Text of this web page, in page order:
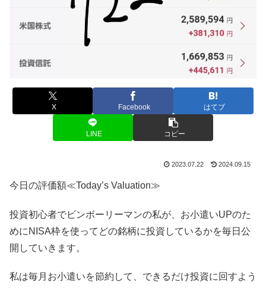
X Facebook はてブ
LINE コピー
2023.07.22 2024.09.15
今日の評価額≪Today’s Valuation≫
投資初心者でビンボーリーマンの私が、お小遣いUPのた
めにNISA枠を使ってどの銘柄に投資しているかを毎日公
開していきます。
私は毎月お小遣いを節約して、できるだけ投資に回すよう